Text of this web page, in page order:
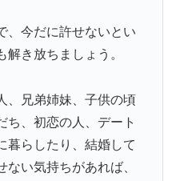
、今だに許せないとい
解き放ちましょう。
、兄弟姉妹、子供の頃
ち、初恋の人、デート
暮らしたり、結婚して
い気持ちがあれば、